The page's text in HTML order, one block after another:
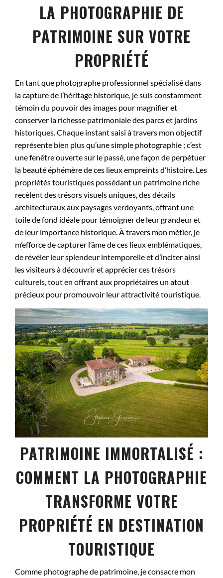
LA PHOTOGRAPHIE DE
PATRIMOINE SUR VOTRE
PROPRIÉTÉ
En tant que photographe professionnel spécialisé dans
la capture de l’héritage historique, je suis constamment
témoin du pouvoir des images pour magnifier et
conserver la richesse patrimoniale des parcs et jardins
historiques. Chaque instant saisi à travers mon objectif
représente bien plus qu’une simple photographie ; c’est
une fenêtre ouverte sur le passé, une façon de perpétuer
la beauté éphémère de ces lieux empreints d’histoire. Les
propriétés touristiques possédant un patrimoine riche
recèlent des trésors visuels uniques, des détails
architecturaux aux paysages verdoyants, offrant une
toile de fond idéale pour témoigner de leur grandeur et
de leur importance historique. À travers mon métier, je
m’efforce de capturer l’âme de ces lieux emblématiques,
de révéler leur splendeur intemporelle et d’inciter ainsi
les visiteurs à découvrir et apprécier ces trésors
culturels, tout en offrant aux propriétaires un atout
précieux pour promouvoir leur attractivité touristique.
PATRIMOINE IMMORTALISÉ :
COMMENT LA PHOTOGRAPHIE
TRANSFORME VOTRE
PROPRIÉTÉ EN DESTINATION
TOURISTIQUE
Comme photographe de patrimoine, je consacre mon